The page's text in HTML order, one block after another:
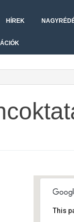
HÍREK
This